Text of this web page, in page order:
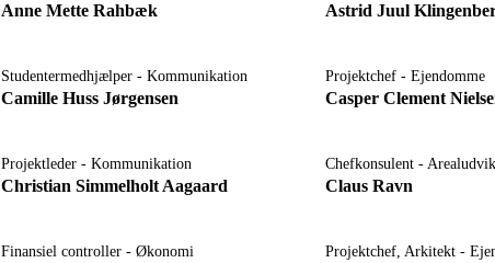
Anne Mette Rahbæk Astrid Juul
Studentermedhjælper - Kommunikation
Camille Huss Jørgensen
Projektchef - Ejendomme
Casper Clement
Projektleder - Kommunikation
Christian Simmelholt Aagaard
Chefkonsulent -
Claus Ravn
Finansiel controller - Økonomi Projektchef, Arkitekt -